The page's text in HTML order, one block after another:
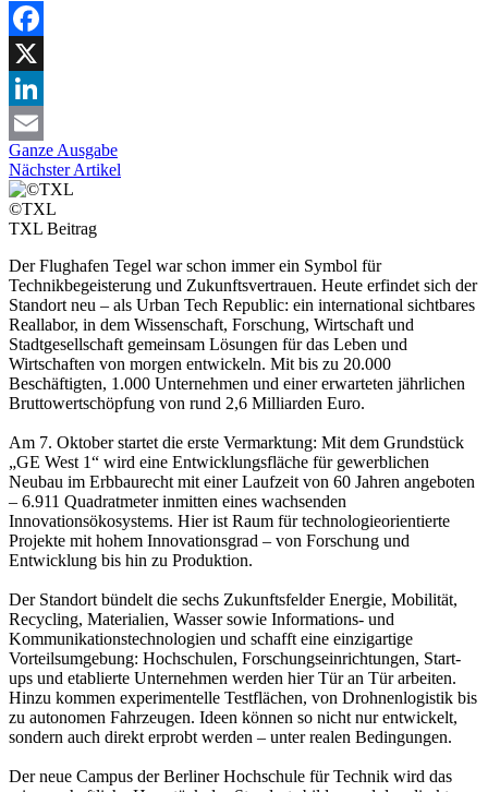
Facebook
X
LinkedIn
Email
Ganze Ausgabe
Nächster Artikel
©TXL
TXL Beitrag
Der Flughafen Tegel war schon immer ein Symbol für
Technikbegeisterung und Zukunftsvertrauen. Heute erfindet sich der
Standort neu – als Urban Tech Republic: ein international sichtbares
Reallabor, in dem Wissenschaft, Forschung, Wirtschaft und
Stadtgesellschaft gemeinsam Lösungen für das Leben und
Wirtschaften von morgen entwickeln. Mit bis zu 20.000
Beschäftigten, 1.000 Unternehmen und einer erwarteten jährlichen
Bruttowertschöpfung von rund 2,6 Milliarden Euro.
Am 7. Oktober startet die erste Vermarktung: Mit dem Grundstück
„GE West 1“ wird eine Entwicklungsfläche für gewerblichen
Neubau im Erbbaurecht mit einer Laufzeit von 60 Jahren angeboten
– 6.911 Quadratmeter inmitten eines wachsenden
Innovationsökosystems. Hier ist Raum für technologieorientierte
Projekte mit hohem Innovationsgrad – von Forschung und
Entwicklung bis hin zu Produktion.
Der Standort bündelt die sechs Zukunftsfelder Energie, Mobilität,
Recycling, Materialien, Wasser sowie Informations- und
Kommunikationstechnologien und schafft eine einzigartige
Vorteilsumgebung: Hochschulen, Forschungseinrichtungen, Start-
ups und etablierte Unternehmen werden hier Tür an Tür arbeiten.
Hinzu kommen experimentelle Testflächen, von Drohnenlogistik bis
zu autonomen Fahrzeugen. Ideen können so nicht nur entwickelt,
sondern auch direkt erprobt werden – unter realen Bedingungen.
Der neue Campus der Berliner Hochschule für Technik wird das